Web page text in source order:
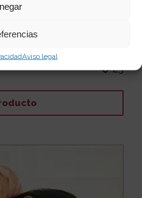
Aviso legal
que revisar este
23